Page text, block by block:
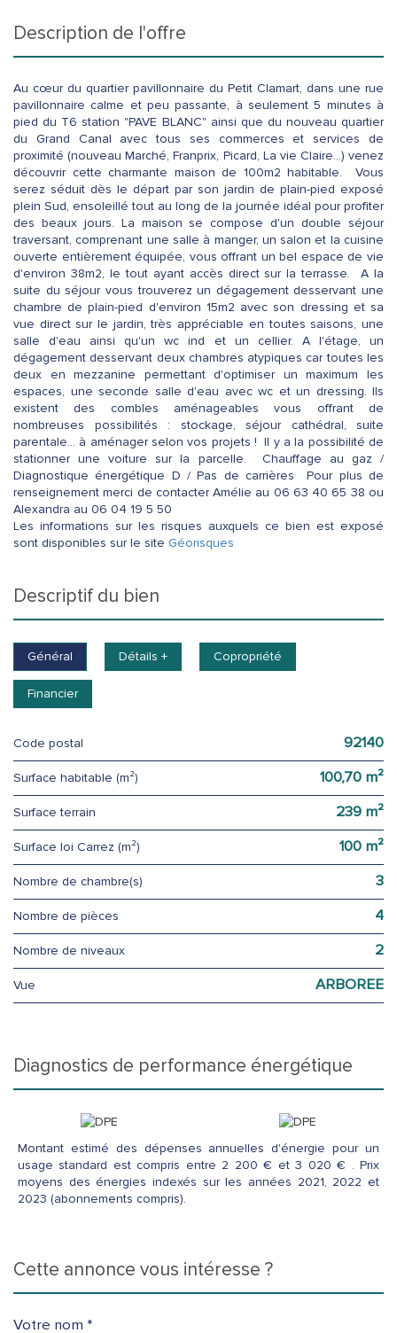
description de l'offre
Au cœur du quartier pavillonnaire du Petit Clamart, dans une rue
pavillonnaire calme et peu passante, à seulement 5 minutes à
pied du T6 station "PAVE BLANC" ainsi que du nouveau quartier
du Grand Canal avec tous ses commerces et services de
proximité (nouveau Marché, Franprix, Picard, La vie Claire...) venez
découvrir cette charmante maison de 100m2 habitable. Vous
serez séduit dès le départ par son jardin de plain-pied exposé
plein Sud, ensoleillé tout au long de la journée idéal pour profiter
des beaux jours. La maison se compose d'un double séjour
traversant, comprenant une salle à manger, un salon et la cuisine
ouverte entièrement équipée, vous offrant un bel espace de vie
d'environ 38m2, le tout ayant accès direct sur la terrasse. A la
suite du séjour vous trouverez un dégagement desservant une
chambre de plain-pied d'environ 15m2 avec son dressing et sa
vue direct sur le jardin, très appréciable en toutes saisons, une
salle d'eau ainsi qu'un wc ind et un cellier. A l'étage, un
dégagement desservant deux chambres atypiques car toutes les
deux en mezzanine permettant d'optimiser un maximum les
espaces, une seconde salle d'eau avec wc et un dressing. Ils
existent des combles aménageables vous offrant de
nombreuses possibilités : stockage, séjour cathédral, suite
parentale... à aménager selon vos projets ! Il y a la possibilité de
stationner une voiture sur la parcelle. Chauffage au gaz /
Diagnostique énergétique D / Pas de carrières Pour plus de
renseignement merci de contacter Amélie au 06 63 40 65 38 ou
Alexandra au 06 04 19 5 50
Les informations sur les risques auxquels ce bien est exposé
sont disponibles sur le site Géorisques
descriptif du bien
Général Détails + Copropriété
Financier
Code postal 92140
Surface habitable (m²) 100,70 m²
surface terrain 239 m²
Surface loi Carrez (m²) 100 m²
Nombre de chambre(s) 3
Nombre de pièces 4
Nombre de niveaux 2
Vue ARBOREE
diagnostics de performance énergétique
Montant estimé des dépenses annuelles d'énergie pour un
usage standard est compris entre 2 200 € et 3 020 € . Prix
moyens des énergies indexés sur les années 2021, 2022 et
2023 (abonnements compris).
cette annonce vous intéresse ?
Votre nom *